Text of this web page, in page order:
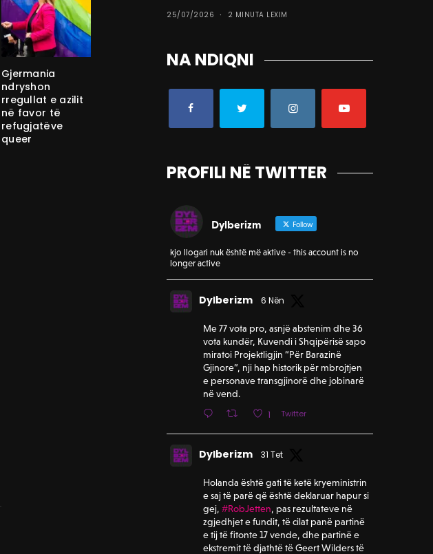
Gjermania
ndryshon
rregullat e azilit
në favor të
refugjatëve
queer
25/07/2026 2 MINUTA LEXIM
NA NDIQNI
PROFILI NË TWITTER
Dylberizm Follow
kjo llogari nuk është më aktive - this account is no
longer active
Dylberizm 6 Nën
Me 77 vota pro, asnjë abstenim dhe 36
vota kundër, Kuvendi i Shqipërisë sapo
miratoi Projektligjin “Për Barazinë
Gjinore”, nji hap historik për mbrojtjen
e personave transgjinorë dhe jobinarë
në vend.
1 Twitter
Dylberizm 31 Tet
Holanda është gati të ketë kryeministrin
e saj të parë që është deklaruar hapur si
gej,#RobJetten, pas rezultateve në
zgjedhjet e fundit, të cilat panë partinë
e tij të fitonte 17 vende, dhe partinë e
ekstremit të djathtë të Geert Wilders të